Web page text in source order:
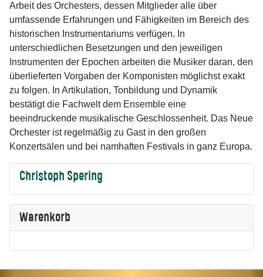
Arbeit des Orchesters, dessen Mitglieder alle über
umfassende Erfahrungen und Fähigkeiten im Bereich des
historischen Instrumentariums verfügen. In
unterschiedlichen Besetzungen und den jeweiligen
Instrumenten der Epochen arbeiten die Musiker daran, den
überlieferten Vorgaben der Komponisten möglichst exakt
zu folgen. In Artikulation, Tonbildung und Dynamik
bestätigt die Fachwelt dem Ensemble eine
beeindruckende musikalische Geschlossenheit. Das Neue
Orchester ist regelmäßig zu Gast in den großen
Konzertsälen und bei namhaften Festivals in ganz Europa.
Christoph Spering
Warenkorb